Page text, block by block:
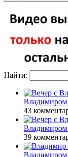
Найти:
Владимиром
43
Владимиром
39